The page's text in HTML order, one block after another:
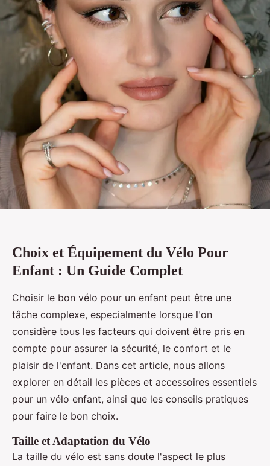
Choix et Équipement du Vélo Pour
Enfant : Un Guide Complet
Choisir le bon vélo pour un enfant peut être une
tâche complexe, especialmente lorsque l'on
considère tous les facteurs qui doivent être pris en
compte pour assurer la sécurité, le confort et le
plaisir de l'enfant. Dans cet article, nous allons
explorer en détail les pièces et accessoires essentiels
pour un vélo enfant, ainsi que les conseils pratiques
pour faire le bon choix.
Taille et Adaptation du Vélo
La taille du vélo est sans doute l'aspect le plus